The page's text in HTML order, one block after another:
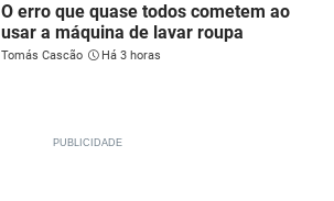
O erro que quase todos cometem ao
usar a máquina de lavar roupa
Tomás Cascão Há 3 horas